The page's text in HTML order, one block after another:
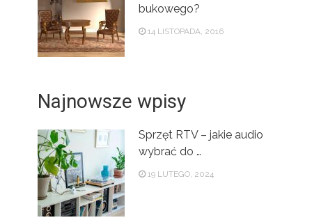
bukowego?
14 LISTOPADA, 2016
Najnowsze wpisy
Sprzęt RTV – jakie audio
wybrać do …
19 LUTEGO, 2024